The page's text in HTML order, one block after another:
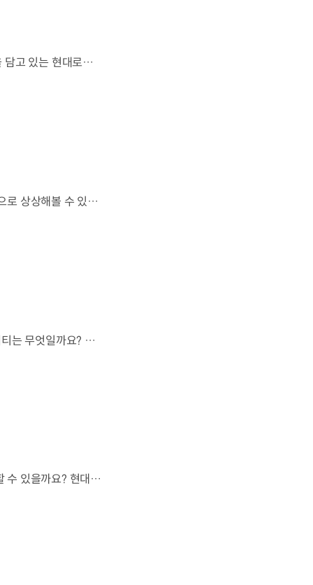
열차와 방산 기술이 우주 산업과도 맞닿아 있다?항공 우주 분야에도 발을 담고 있는 현대로템 현대진행형 팟캐스트 EP.20에서 확인하세요.📻 #현대자동차그룹 #현대진행형 #모빌리티팟캐스트 #현대로템 #하늘길 #스카이모빌리티 #우주 #우주항공 #자율주행 #모빌리티
하늘을 넘어 우주까지 이어지는 이동.우리는 미래 모빌리티를 어떤 모습으로 상상해볼 수 있을까요? 현대진행형 팟캐스트 EP.20에서 확인하세요.📻 #현대자동차그룹 #현대진행형 #모빌리티팟캐스트 #하늘길 #스카이모빌리티 #우주 #우주항공 #자율주행 #모빌리티
모든 차가 하늘길을 이용할 수 없다면,가장 먼저 하늘을 달리게 될 모빌리티는 무엇일까요? 현대진행형 팟캐스트 EP.20에서 확인하세요.📻 #현대자동차그룹 #현대진행형 #모빌리티팟캐스트 #하늘길 #스카이모빌리티 #우주 #우주항공 #자율주행 #모빌리티
도로도 이정표도 없는 하늘.스카이 모빌리티는 어떻게 목적지까지 이동할 수 있을까요? 현대진행형 팟캐스트 EP.20에서 확인하세요.📻 #현대자동차그룹 #현대진행형 #모빌리티팟캐스트 #하늘길 #스카이모빌리티 #우주 #우주항공 #자율주행 #모빌리티